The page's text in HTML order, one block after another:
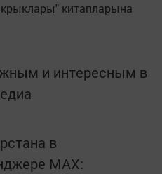
китапларына
и интересным в
в
MАХ: